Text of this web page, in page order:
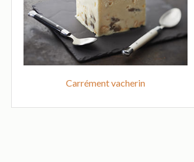
Carrément vacherin